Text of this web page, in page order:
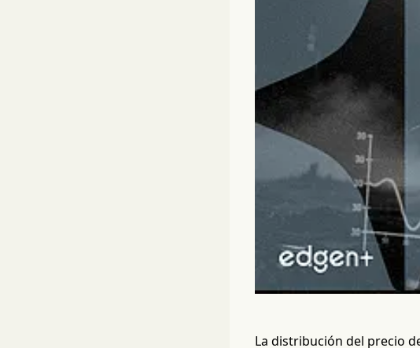
La distribución del precio